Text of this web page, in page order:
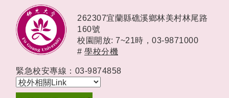
262307宜蘭縣礁溪鄉林美村林尾路
160號
校園開放: 7~21時， 03-9871000
# 學校分機
緊急校安專線：03-9874858